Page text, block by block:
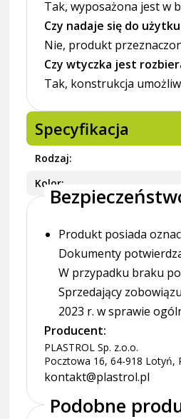
Tak, wyposażona jest w
Czy nadaje się do
Nie, produkt
Czy wtyczka jest
Tak, konstrukcja
Specyfikacja
Rodzaj
Kolor
Produkt posiada
Dokumenty
W przypadku braku
Sprzedający
2023 r. w sprawie
Producent:
PLASTROL Sp. z.o.o.
Pocztowa 16, 64-918 Lotyń,
kontakt@plastrol.pl
Podobne